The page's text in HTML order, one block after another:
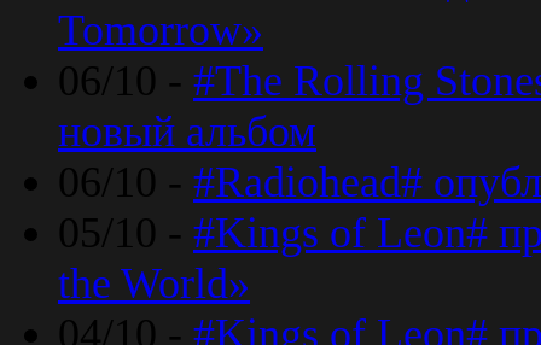
Tomorrow»
06/10 - #The Rolling
новый альбом
06/10 - #Radiohead#
05/10 - #Kings of Leon#
the World»
04/10 - #Kings of Leon#